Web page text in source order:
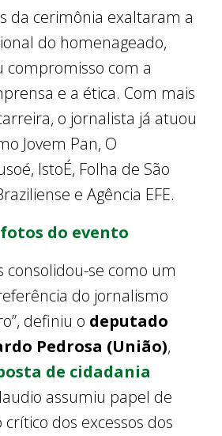
da cerimônia exaltaram a
do homenageado,
compromisso com a
e a ética. Com mais
o jornalista já atuou
Jovem Pan, O
IstoÉ, Folha de São
e Agência EFE.
do evento
consolidou-se como um
do jornalismo
definiu o deputado
Pedrosa (União),
de cidadania
assumiu papel de
dos excessos dos